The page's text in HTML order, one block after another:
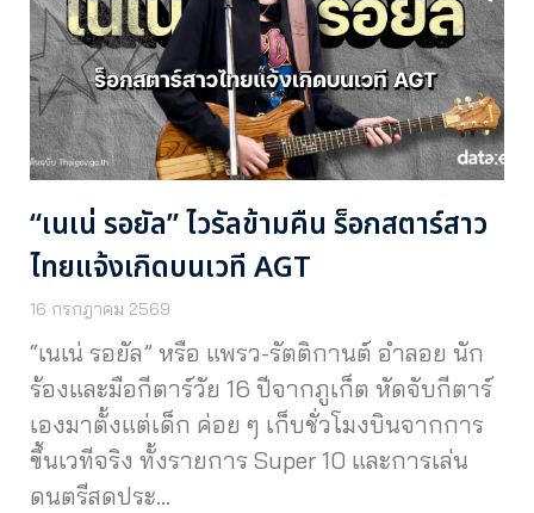
“เนเน่ รอยัล” ไวรัลข้ามคืน ร็อกสตาร์สาว
ไทยแจ้งเกิดบนเวที AGT
16 กรกฎาคม 2569
“เนเน่ รอยัล” หรือ แพรว-รัตติกานต์ อำลอย นัก
ร้องและมือกีตาร์วัย 16 ปีจากภูเก็ต หัดจับกีตาร์
เองมาตั้งแต่เด็ก ค่อย ๆ เก็บชั่วโมงบินจากการ
ขึ้นเวทีจริง ทั้งรายการ Super 10 และการเล่น
ดนตรีสดประ…